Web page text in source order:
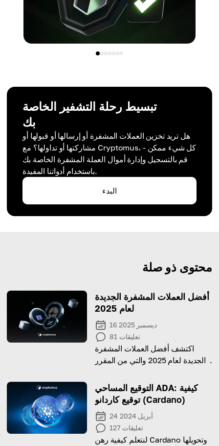
تبسيط رحلة التشفير الخاصة
بك
هل تريد تخزين العملات المشفرة أو إرسالها أو قبولها أو
مشاركتها أو تداولها؟ مع Cryptomus، كل شيء ممكن -
قم بالتسجيل وإدارة أموال العملة المشفرة الخاصة بك
باستخدام أدواتنا المفيدة.
البدء
محتوى ذو صلة
أفضل العملات المشفرة الجديدة
لعام 2025
16 ديسمبر 2025
81 تعليقات
اكتشف أفضل العملات المشفرة
الجديدة لعام 2025 والتي من المقرر
التوقيع المساحي ADA: كيفية
توقيع كاردانو (Cardano)
24 أبريل 2024
127 تعليقات
لنتعلم كيفية رهن Cardano وتحويلها